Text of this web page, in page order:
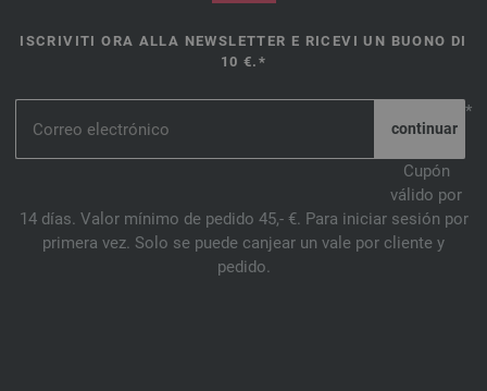
ISCRIVITI ORA ALLA NEWSLETTER E RICEVI UN BUONO DI
10 €.*
*
Cupón
válido por
14 días. Valor mínimo de pedido 45,- €. Para iniciar sesión por
primera vez. Solo se puede canjear un vale por cliente y
pedido.